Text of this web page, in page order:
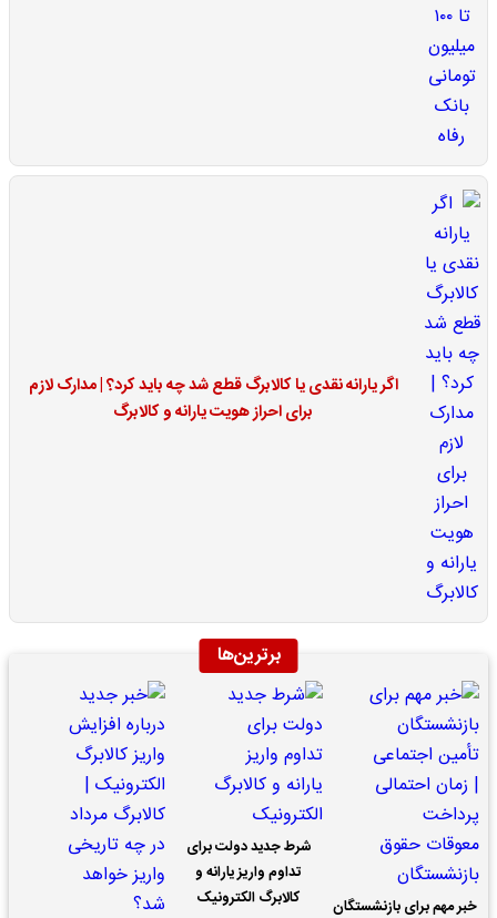
اگر یارانه نقدی یا کالابرگ قطع شد چه باید کرد؟ | مدارک لازم
برای احراز هویت یارانه و کالابرگ
برترین‌ها
خبر مهم برای بازنشستگان
شرط جدید دولت برای
تداوم واریز یارانه و
کالابرگ الکترونیک